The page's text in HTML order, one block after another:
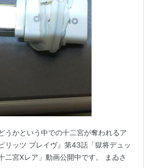
うかという中での十二宮が奪われるア
リッツ ブレイヴ』第43話「獄将デュッ
二宮Xレア」動画公開中です。 まゐさ